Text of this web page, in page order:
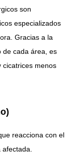
son
especializados
Gracias a la
cada área, es
cicatrices menos
reacciona con el